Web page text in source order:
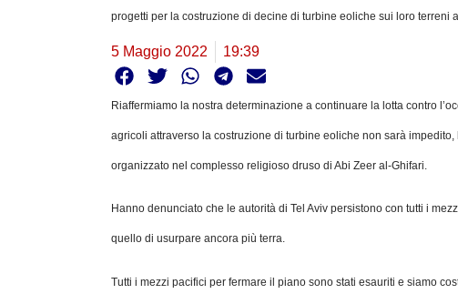
progetti per la costruzione di decine di turbine eoliche sui loro terreni
5 Maggio 2022 19:39
Riaffermiamo la nostra determinazione a continuare la lotta contro
agricoli attraverso la costruzione di turbine eoliche non sarà
organizzato nel complesso religioso druso di Abi Zeer al-Ghifari.
Hanno denunciato che le autorità di Tel Aviv persistono con tutti i
quello di usurpare ancora più terra.
Tutti i mezzi pacifici per fermare il piano sono stati esauriti e siamo